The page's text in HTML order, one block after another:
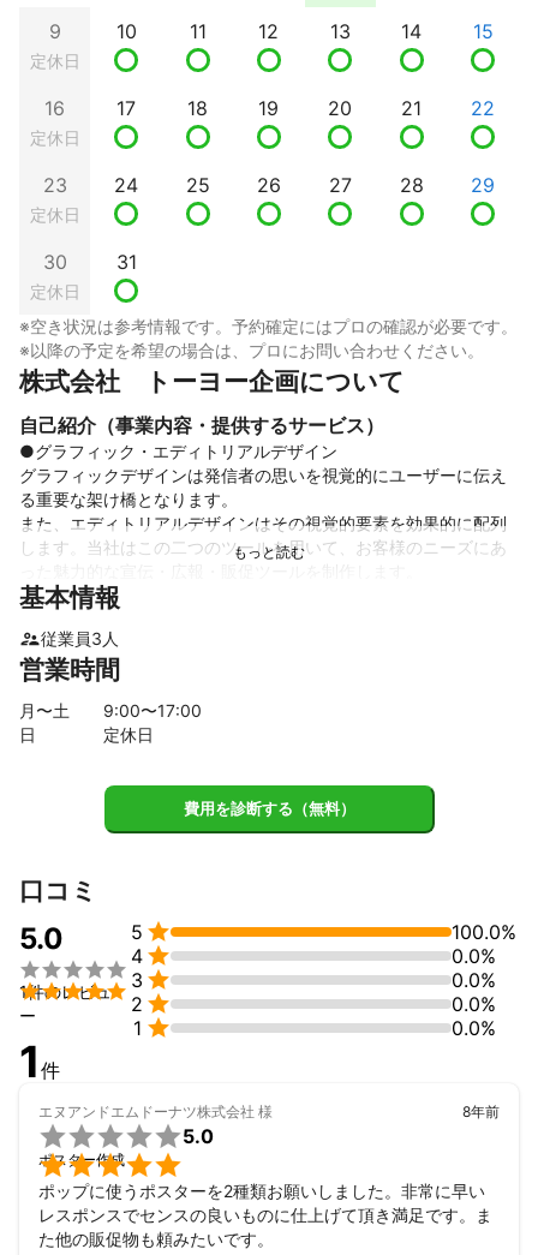
9
定休日
10 11 12 13 14 15
16
定休日
17 18 19 20 21 22
23
定休日
24 25 26 27 28 29
30
定休日
31
※空き状況は参考情報です。予約確定にはプロの確認が必要です。
※以降の予定を希望の場合は、プロにお問い合わせください。
株式会社　トーヨー企画について
自己紹介（事業内容・提供するサービス）
●グラフィック・エディトリアルデザイン
グラフィックデザインは発信者の思いを視覚的にユーザーに伝え
る重要な架け橋となります。
また、エディトリアルデザインはその視覚的要素を効果的に配列
します。当社はこの二つのツールを用いて、お客様のニーズにあ
●主な実績
ティング・制作
各種イベント・告知用のポスターデザイン・制作
制作
and more...
●多言語翻訳・古文書復刻・組版
各種外国語の翻訳と、それを用いた組版。専門性の高い古文書を
復刻するための組版技術。
ローバル化を目指す企業様からも高い評価を得ています。
●主な実績
室町時代古文書の復刻・組版・制作
16世紀蘭仏辞書の復刻・組版・制作
古代中国展覧会図録の多言語組版・制作
各種寺社パンフレット外国語版の翻訳・デザイン・制作
各種製品マニュアルの外国語版制作
各種翻訳・プルーフィング
and more...
●出版支援
社史や年史などの記念誌から社内報や広報誌などの定期刊行物ま
で、高品質な書籍を制作するための出版支援を行っています。
当社が全体構成に必要なディレクションを行ない、原稿作成や編
集業務、 またそれにともなう取材や写真撮影など、ワンストップ
なサービスを展開しています。
基本情報
従業員3 人
営業時間
月〜土 9:00〜17:00
日
定休日
費用を診断する（無料）
口コミ
5.0


1件のレビュ
ー
5 
100.0%
4 
0.0%
3 
0.0%
2 
0.0%
1  0.0%
1 件
エヌアンドエムドーナツ株式会社 様


5.0
ポスター作成
8年前
ポップに使うポスターを2種類お願いしました。非常に早い
レスポンスでセンスの良いものに仕上げて頂き満足です。ま
た他の販促物も頼みたいです。